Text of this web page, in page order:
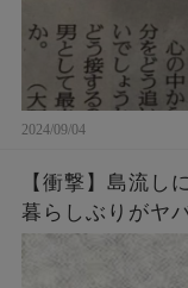
2024/09/04
【衝撃】島流し
暮らしぶりがヤ